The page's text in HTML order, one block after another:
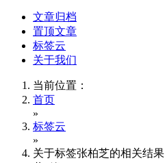
文章归档
置顶文章
标签云
关于我们
当前位置：
首页
»
标签云
»
关于标签张柏芝的相关结果